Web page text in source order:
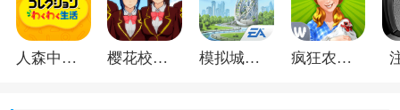
2、洗髓
消耗云霖露可对灵兽进行
人森中文版 樱花校园模拟器1.048.00中文版 模拟城市我是巿长联机版 疯狂农场3美国派19